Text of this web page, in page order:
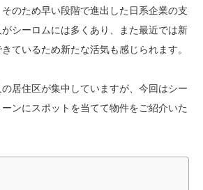
のため早い段階で進出した日系企業の支
シーロムには多くあり、また最近では新
ているため新たな活気も感じられます。
居住区が集中していますが、今回はシー
ンにスポットを当てて物件をご紹介いた